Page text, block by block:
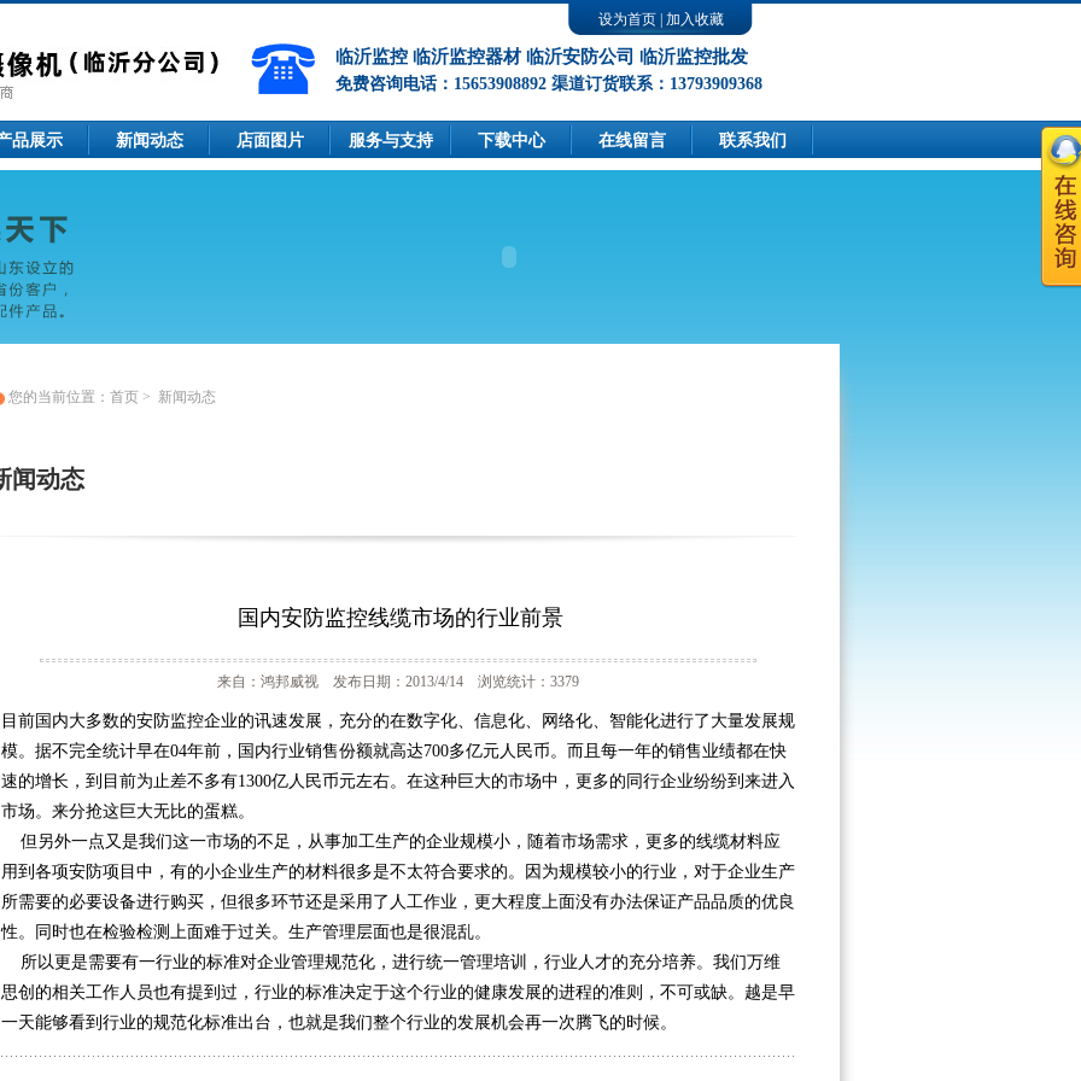
设为首页 加入收藏
临沂监控 临沂监控器材 临沂安防公司 临沂监控批发
免费咨询电话：15653908892 渠道订货联系：13793909368
品展示 新闻动态 店面图片 服务与支持 下载中心 在线留言 联系我们
您的当前位置： 首页> 新闻动态
闻动态
国内安防监控线缆市场的行业前景
来自：鸿邦威视 发布日期：2013/4/14 浏览统计：3379
目前国内大多数的安防监控企业的讯速发展，充分的在数字化、信息化、网络化、智能化进行了大量发展规
模。据不完全统计早在04年前，国内行业销售份额就高达700多亿元人民币。而且每一年的销售业绩都在快
速的增长，到目前为止差不多有1300亿人民币元左右。在这种巨大的市场中，更多的同行企业纷纷到来进入
市场。来分抢这巨大无比的蛋糕。
但另外一点又是我们这一市场的不足，从事加工生产的企业规模小，随着市场需求，更多的线缆材料应
用到各项安防项目中，有的小企业生产的材料很多是不太符合要求的。因为规模较小的行业，对于企业生产
所需要的必要设备进行购买，但很多环节还是采用了人工作业，更大程度上面没有办法保证产品品质的优良
性。同时也在检验检测上面难于过关。生产管理层面也是很混乱。
所以更是需要有一行业的标准对企业管理规范化，进行统一管理培训，行业人才的充分培养。我们万维
思创的相关工作人员也有提到过，行业的标准决定于这个行业的健康发展的进程的准则，不可或缺。越是早
一天能够看到行业的规范化标准出台，也就是我们整个行业的发展机会再一次腾飞的时候。